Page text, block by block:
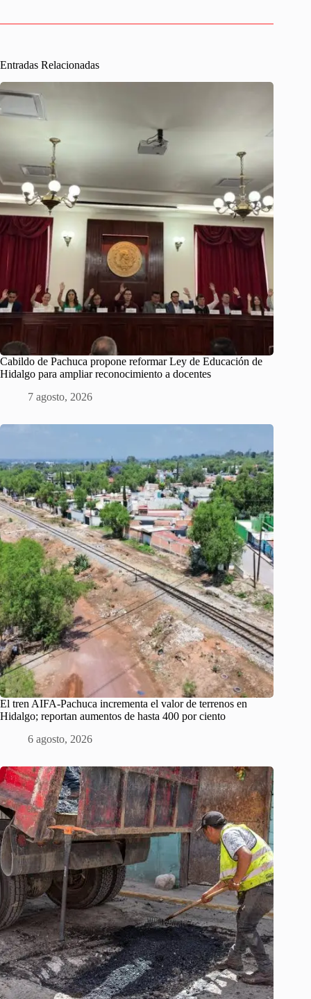
Entradas Relacionadas
Cabildo de Pachuca propone reformar Ley de Educación de
Hidalgo para ampliar reconocimiento a docentes
7 agosto, 2026
El tren AIFA-Pachuca incrementa el valor de terrenos en
Hidalgo; reportan aumentos de hasta 400 por ciento
6 agosto, 2026